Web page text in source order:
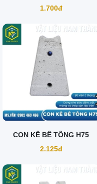
1.700đ
CON KÊ BÊ TÔNG H75
2.125đ